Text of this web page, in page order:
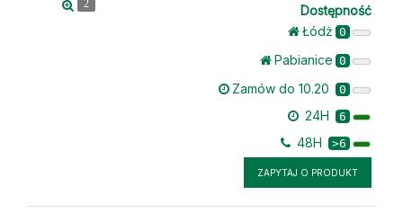
2
Dostępność
Łódż 0
Pabianice 0
Zamów do 10.20 0
24H 6
48H >6
ZAPYTAJ O PRODUKT